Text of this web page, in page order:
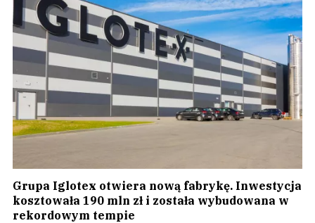
Grupa Iglotex otwiera nową fabrykę. Inwestycja
kosztowała 190 mln zł i została wybudowana w
rekordowym tempie